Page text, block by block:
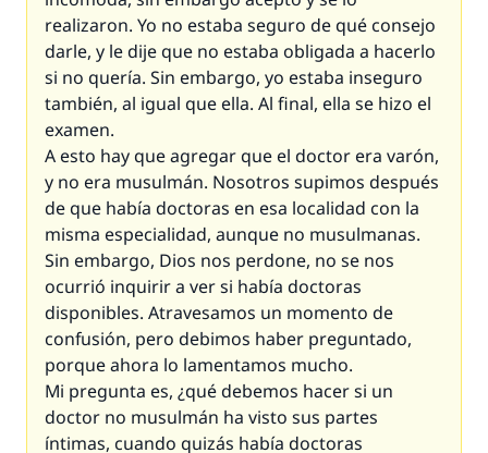
realizaron. Yo no estaba seguro de qué consejo
darle, y le dije que no estaba obligada a hacerlo
si no quería. Sin embargo, yo estaba inseguro
también, al igual que ella. Al final, ella se hizo el
examen.
A esto hay que agregar que el doctor era varón,
y no era musulmán. Nosotros supimos después
de que había doctoras en esa localidad con la
misma especialidad, aunque no musulmanas.
Sin embargo, Dios nos perdone, no se nos
ocurrió inquirir a ver si había doctoras
disponibles. Atravesamos un momento de
confusión, pero debimos haber preguntado,
porque ahora lo lamentamos mucho.
Mi pregunta es, ¿qué debemos hacer si un
doctor no musulmán ha visto sus partes
íntimas, cuando quizás había doctoras